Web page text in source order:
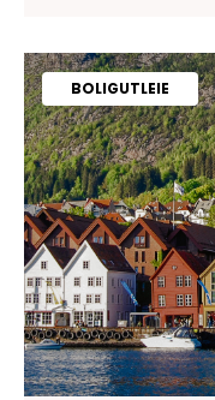
BOLIGUTLEIE